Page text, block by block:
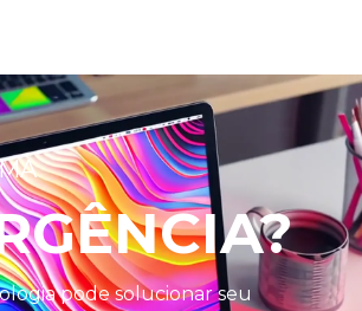
pode solucionar seu